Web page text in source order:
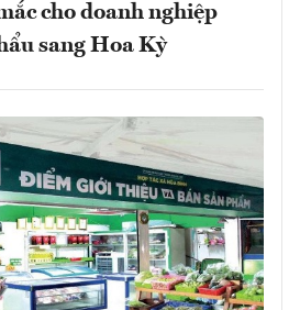
cho doanh nghiệp
sang Hoa Kỳ